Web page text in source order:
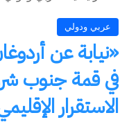
عربي ودولي
«نيابة عن
في قمة جنوب
الاستقرار